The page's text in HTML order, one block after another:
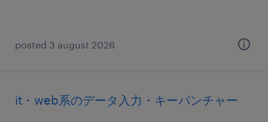
posted 3 august 2026
it・web系のデータ入力・キーパンチャー